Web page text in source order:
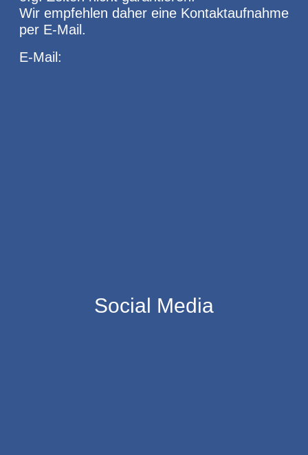
Wir empfehlen daher eine Kontaktaufnahme
per E-Mail.
E-Mail:
Social Media